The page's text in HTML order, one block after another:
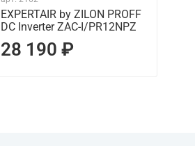
EXPERTAIR by ZILON PROFF
DC Inverter ZAC-I/PR12NPZ
28 190 ₽